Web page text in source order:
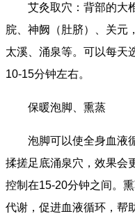
艾灸取穴：背部的大椎
脘、神阙（肚脐）、关元
太溪、涌泉等。可以每天
10-15分钟左右。
保暖泡脚、熏蒸
泡脚可以使全身血液循
揉搓足底涌泉穴，效果会
控制在15-20分钟之间。
代谢，促进血液循环，帮